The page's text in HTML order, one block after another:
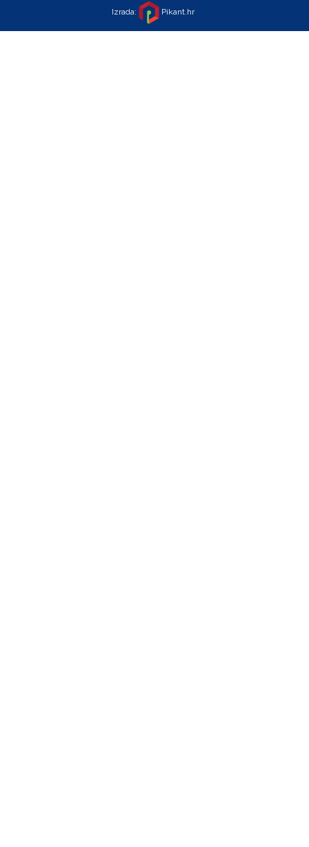
Izrada:
Pikant.hr